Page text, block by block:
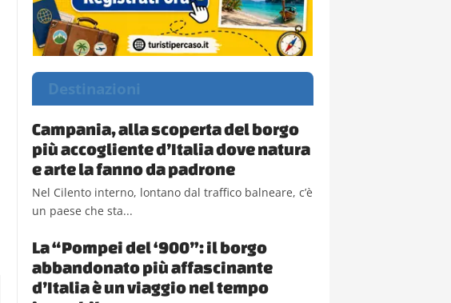
Destinazioni
Campania, alla scoperta del borgo
più accogliente d’Italia dove natura
e arte la fanno da padrone
Nel Cilento interno, lontano dal traffico balneare, c’è
un paese che sta...
La “Pompei del ‘900”: il borgo
abbandonato più affascinante
d’Italia è un viaggio nel tempo